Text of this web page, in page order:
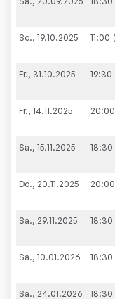
So., 19.10.2025 11:00
Fr., 31.10.2025 19:30
Fr., 14.11.2025 20:00
Sa., 15.11.2025 18:30
Do., 20.11.2025 20:00
Sa., 29.11.2025 18:30
Sa., 10.01.2026 18:30
Sa., 24.01.2026 18:30